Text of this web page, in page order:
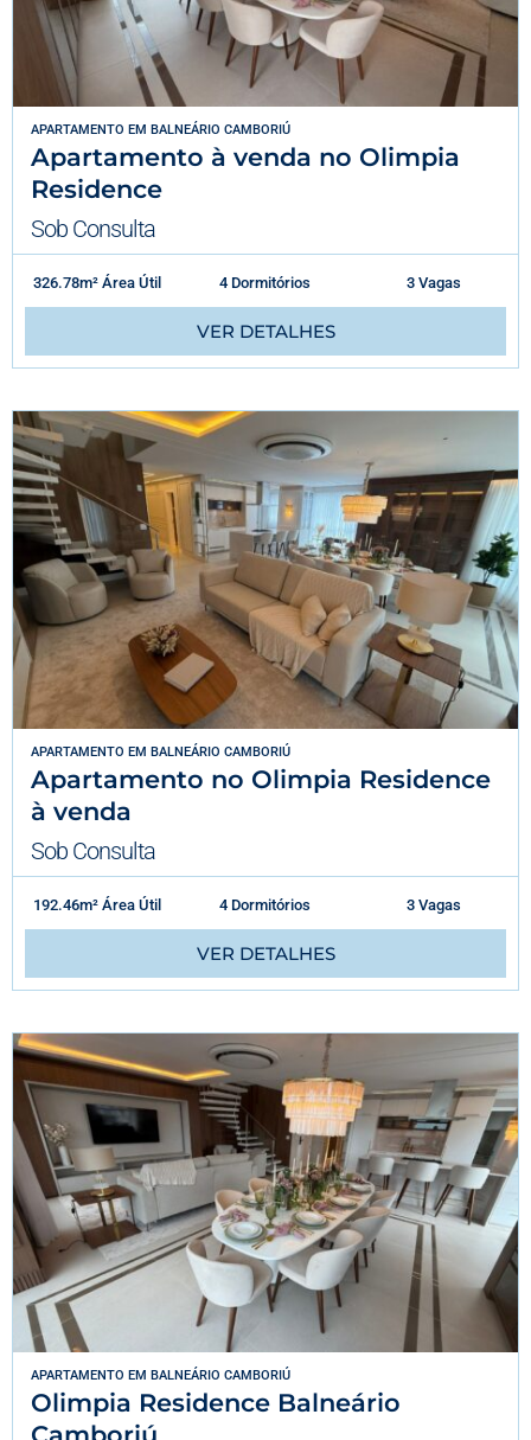
APARTAMENTO EM BALNEÁRIO CAMBORIÚ
Apartamento à venda no Olimpia
Residence
Sob Consulta
326.78m² Área Útil 4 Dormitórios 3 Vagas
VER DETALHES
APARTAMENTO EM BALNEÁRIO CAMBORIÚ
Apartamento no Olimpia Residence
à venda
Sob Consulta
192.46m² Área Útil 4 Dormitórios 3 Vagas
VER DETALHES
APARTAMENTO EM BALNEÁRIO CAMBORIÚ
Olimpia Residence Balneário